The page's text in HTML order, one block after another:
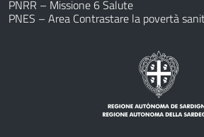
PNRR – Missione 6 Salute
PNES – Area Contrastare la povertà